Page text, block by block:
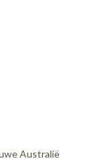
Australië